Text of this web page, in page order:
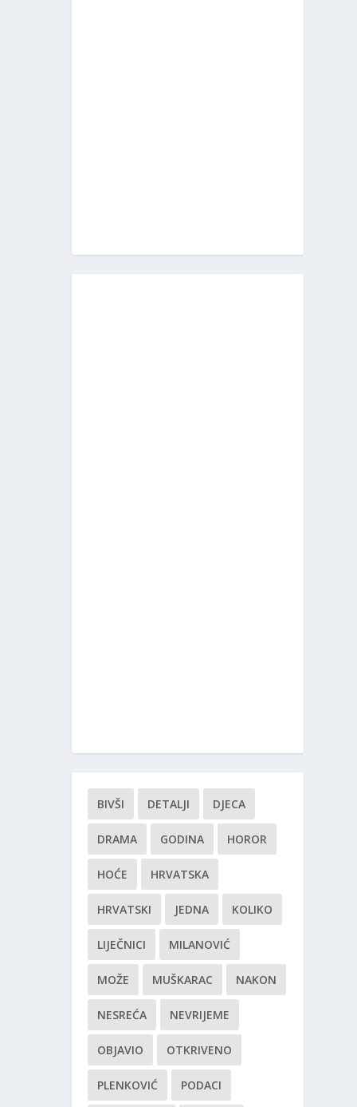
BIVŠI DETALJI DJECA
DRAMA GODINA HOROR
HOĆE HRVATSKA
HRVATSKI JEDNA KOLIKO
LIJEČNICI MILANOVIĆ
MOŽE MUŠKARAC NAKON
NESREĆA NEVRIJEME
OBJAVIO OTKRIVENO
PLENKOVIĆ PODACI